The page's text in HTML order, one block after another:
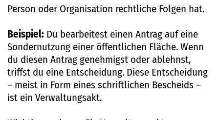
Person oder Organisation rechtliche Folgen hat.
Beispiel: Du bearbeitest einen Antrag auf eine
Sondernutzung einer öffentlichen Fläche. Wenn
du diesen Antrag genehmigst oder ablehnst,
triffst du eine Entscheidung. Diese Entscheidung
– meist in Form eines schriftlichen Bescheids –
ist ein Verwaltungsakt.